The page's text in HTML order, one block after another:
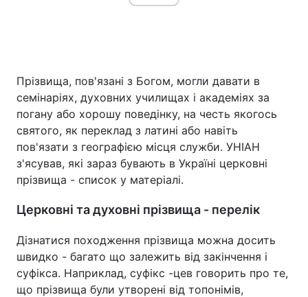
Прізвища, пов'язані з Богом, могли давати в
семінаріях, духовних училищах і академіях за
погану або хорошу поведінку, на честь якогось
святого, як переклад з латині або навіть
пов'язати з географією місця служби. УНІАН
з'ясував, які зараз бувають в Україні церковні
прізвища - список у матеріалі.
Церковні та духовні прізвища - перелік
Дізнатися походження прізвища можна досить
швидко - багато що залежить від закінчення і
суфікса. Наприклад, суфікс -цев говорить про те,
що прізвища були утворені від топонімів,